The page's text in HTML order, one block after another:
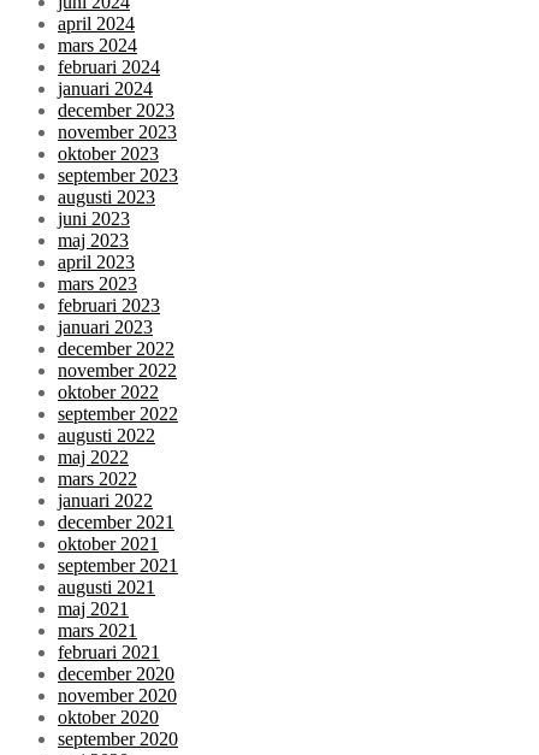
april 2024
mars 2024
februari 2024
januari 2024
december 2023
november 2023
oktober 2023
september 2023
augusti 2023
juni 2023
maj 2023
april 2023
mars 2023
februari 2023
januari 2023
december 2022
november 2022
oktober 2022
september 2022
augusti 2022
maj 2022
mars 2022
januari 2022
december 2021
oktober 2021
september 2021
augusti 2021
maj 2021
mars 2021
februari 2021
december 2020
november 2020
oktober 2020
september 2020